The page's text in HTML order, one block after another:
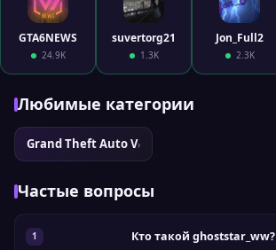
GTA6NEWS
24.9K
suvertorg21
1.3K
Jon_Full2
2.3K
Любимые категории
Grand Theft Auto V›
Частые вопросы
Кто такой ghoststar_ww?